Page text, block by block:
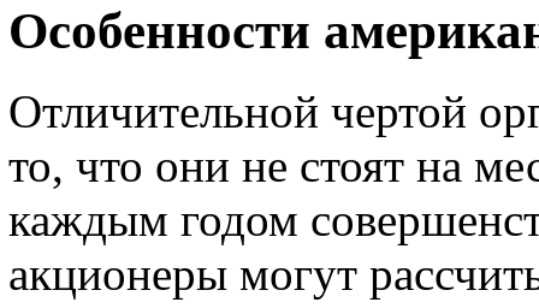
Особенности
Отличительной чертой
то, что они не стоят на
каждым годом
акционеры могут